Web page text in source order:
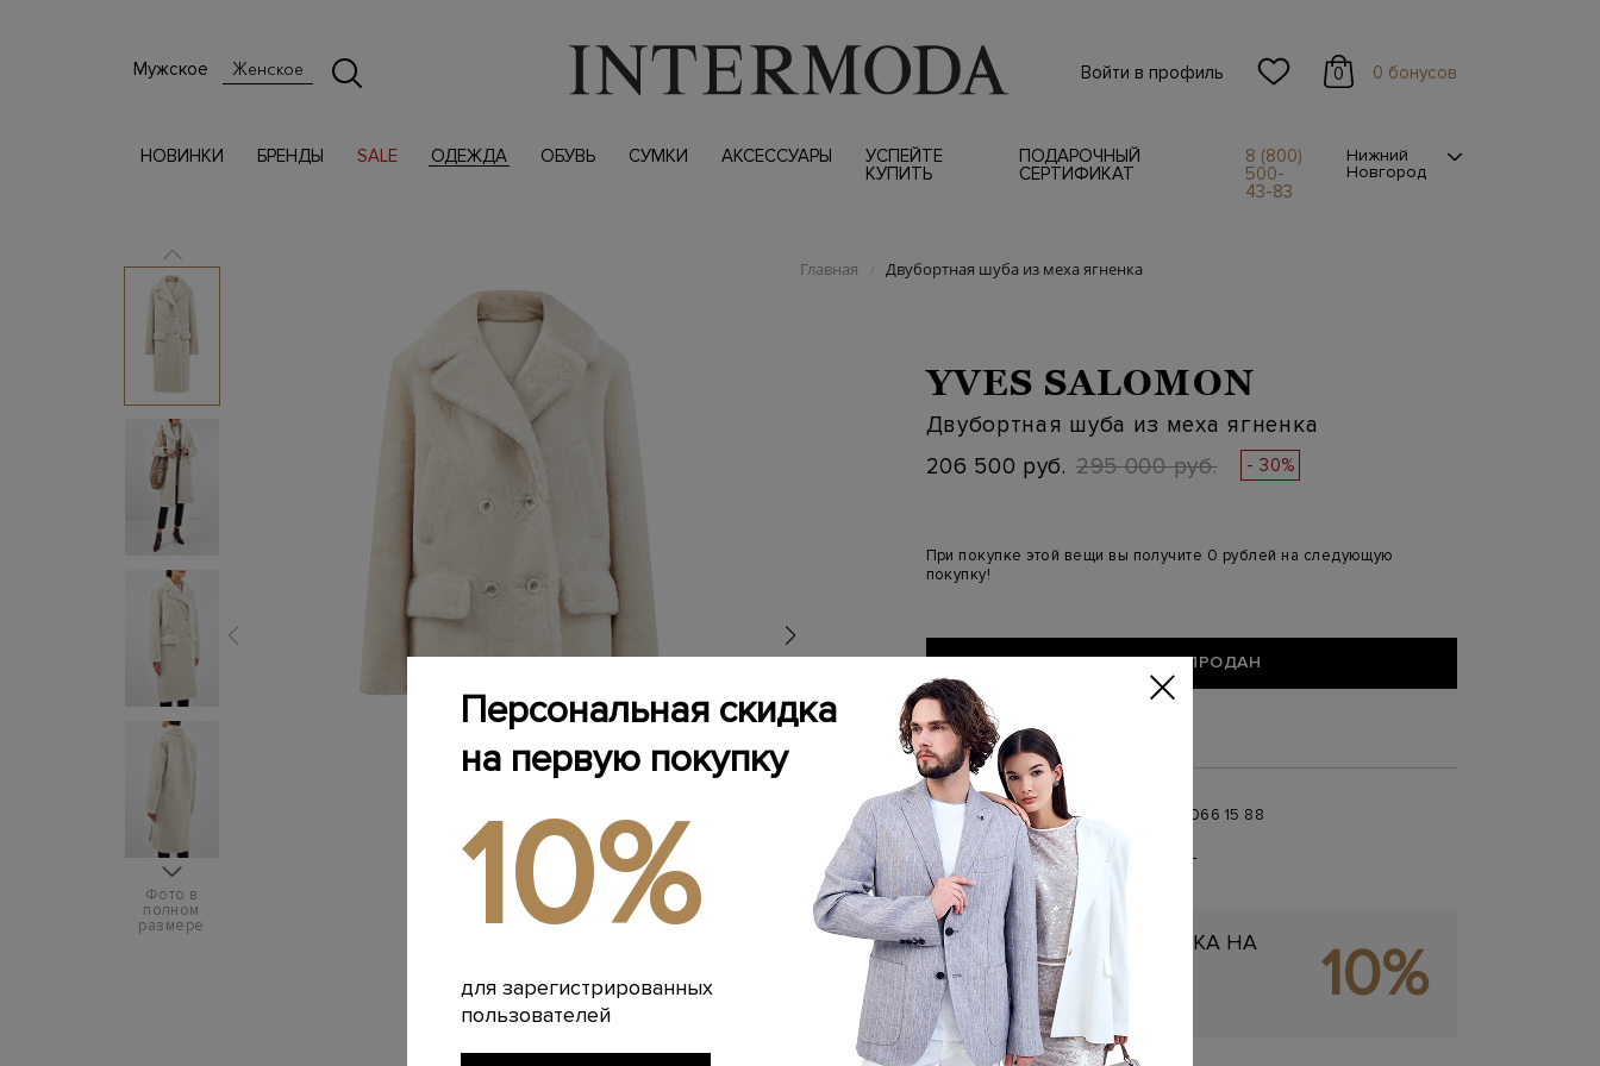
Мужское Женское Войти в профиль 0 0 бонусов
НОВИНКИ БРЕНДЫ SALE ОДЕЖДА ОБУВЬ СУМКИ АКСЕССУАРЫ
УСПЕЙТЕ
КУПИТЬ
ПОДАРОЧНЫЙ
СЕРТИФИКАТ
8 (800)
500-
43-83
Нижний
Новгород
Фото в
полном
размере
Главная / Двубортная шуба из меха ягненка
YVES SALOMON
Двубортная шуба из меха ягненка
206 500 руб. 295 000 руб. - 30%
При покупке этой вещи вы получите 0 рублей на следующую
покупку!
ТОВАР ПРОДАН
Добавить в избранное
Связаться
+ 7 996 066 15 88
Менеджер бутика в
(ежедневно с 10:00 до 21:00)
ПЕРСОНАЛЬНАЯ СКИДКА НА
ПЕРВУЮ ПОКУПКУ
Подробнее 10%
Персональная скидка
на первую покупку
10%
для зарегистрированных
пользователей